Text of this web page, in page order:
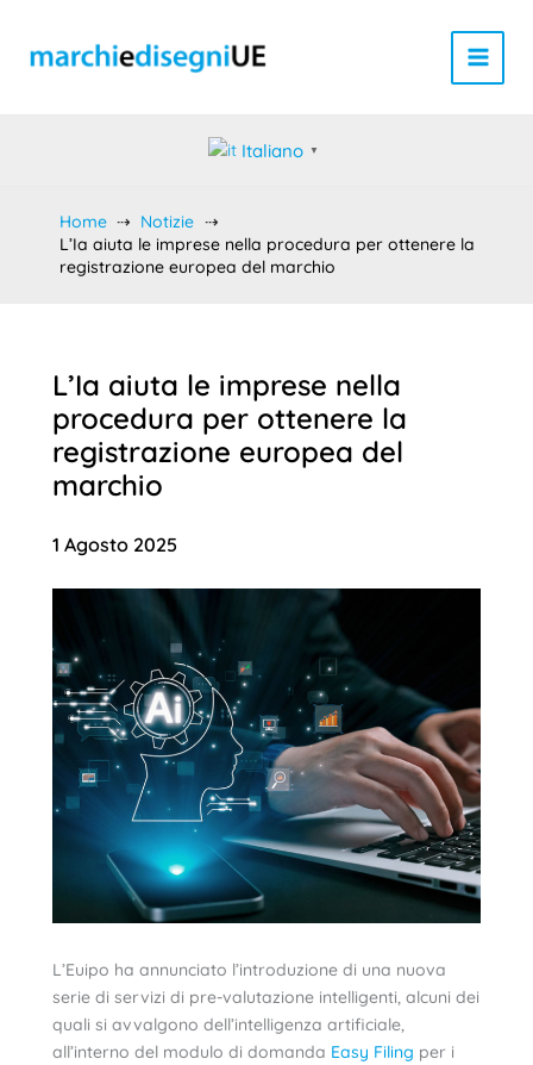
contenuto
Italiano ▼
Home
Notizie
L’Ia aiuta le imprese nella procedura per ottenere la
registrazione europea del marchio
L’Ia aiuta le imprese nella
procedura per ottenere la
registrazione europea del
marchio
1 Agosto 2025
L’Euipo ha annunciato l’introduzione di una nuova
serie di servizi di pre-valutazione intelligenti, alcuni dei
quali si avvalgono dell’intelligenza artificiale,
all’interno del modulo di domanda Easy Filing per i